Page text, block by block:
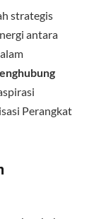
strategis
antara
Perangkat